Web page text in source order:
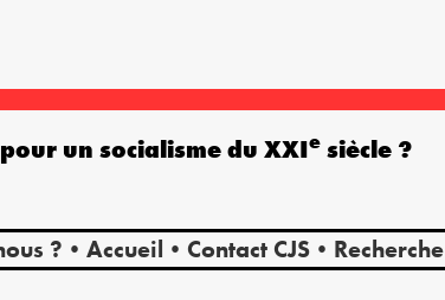
? Accueil Contact CJS Recherche
un socialisme du XXIe siècle ?